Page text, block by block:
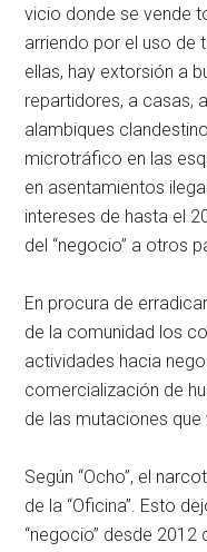
vicio donde se vende
arriendo por el uso de
ellas, hay extorsión a
repartidores, a casas,
alambiques
microtráfico en las
en asentamientos
intereses de hasta el
del “negocio” a otros
En procura de
de la comunidad los
actividades hacia
comercialización de
de las mutaciones
Según “Ocho”, el
de la “Oficina”. Esto
“negocio” desde 2012